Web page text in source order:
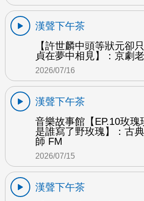
漢聲下午茶
【許世麟中頭等狀元卻
貞在夢中相見】：京劇
2026/07/16
漢聲下午茶
音樂故事館【EP.10玫瑰
是誰寫了野玫瑰】：古
師 FM
2026/07/15
漢聲下午茶